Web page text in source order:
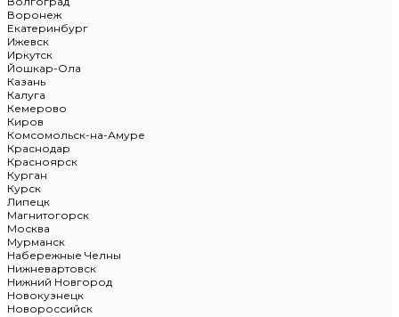
Воронеж
Екатеринбург
Ижевск
Иркутск
Йошкар-Ола
Казань
Калуга
Кемерово
Киров
Комсомольск-на-Амуре
Краснодар
Красноярск
Курган
Курск
Липецк
Магнитогорск
Москва
Мурманск
Набережные Челны
Нижневартовск
Нижний Новгород
Новокузнецк
Новороссийск